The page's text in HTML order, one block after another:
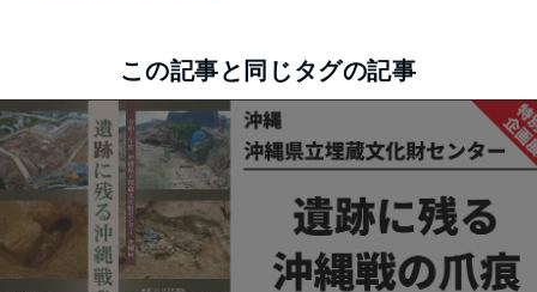
この記事と同じタグの記事